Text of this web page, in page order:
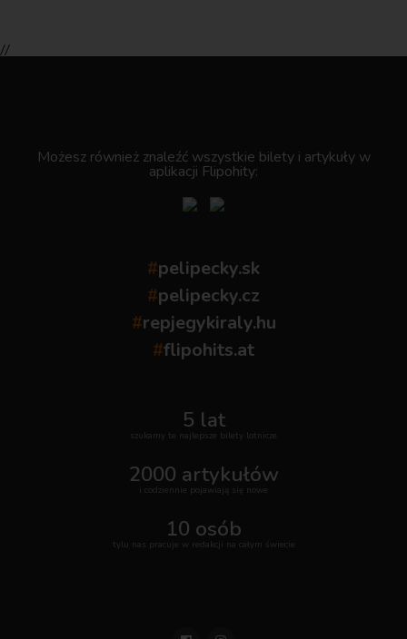
//
Możesz również znaleźć wszystkie bilety i artykuły w
aplikacji Flipohity:
#pelipecky.sk
#pelipecky.cz
#repjegykiraly.hu
#flipohits.at
5 lat
szukamy te najlepsze bilety lotnicze
2000 artykułów
i codziennie pojawiają się nowe
10 osób
tylu nas pracuje w redakcji na całym świecie